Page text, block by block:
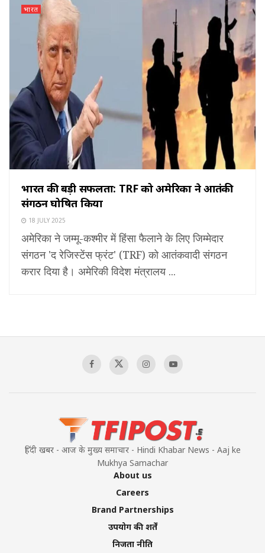
भारत
भारत की बड़ी सफलता: TRF को अमेरिका ने आतंकी
संगठन घोषित किया
18 JULY 2025
अमेरिका ने जम्मू-कश्मीर में हिंसा फैलाने के लिए जिम्मेदार
संगठन 'द रेजिस्टेंस फ्रंट' (TRF) को आतंकवादी संगठन
करार दिया है। अमेरिकी विदेश मंत्रालय ...
हिंदी खबर - आज के मुख्य समाचार - Hindi Khabar News - Aaj ke
Mukhya Samachar
About us
Careers
Brand Partnerships
उपयोग की शर्तें
निजता नीति